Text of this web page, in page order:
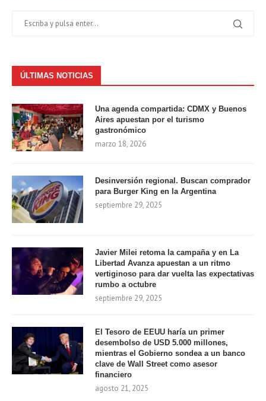
ÚLTIMAS NOTICIAS
Una agenda compartida: CDMX y Buenos
Aires apuestan por el turismo
gastronómico
marzo 18, 2026
Desinversión regional. Buscan comprador
para Burger King en la Argentina
septiembre 29, 2025
Javier Milei retoma la campaña y en La
Libertad Avanza apuestan a un ritmo
vertiginoso para dar vuelta las expectativas
rumbo a octubre
septiembre 29, 2025
El Tesoro de EEUU haría un primer
desembolso de USD 5.000 millones,
mientras el Gobierno sondea a un banco
clave de Wall Street como asesor
financiero
agosto 21, 2025